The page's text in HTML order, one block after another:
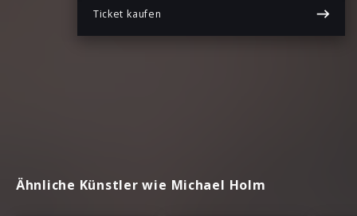
Ticket kaufen
Ähnliche Künstler wie Michael Holm